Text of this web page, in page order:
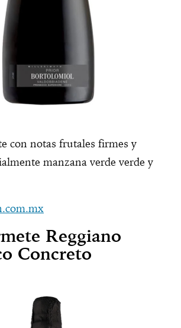
con notas frutales firmes y
manzana verde verde y
Reggiano
Concreto